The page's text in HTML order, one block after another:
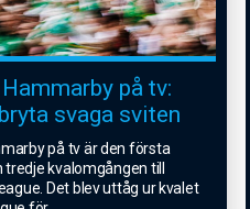
på tv:
svaga sviten
på tv är den första
kvalomgången till
Det blev uttåg ur kvalet